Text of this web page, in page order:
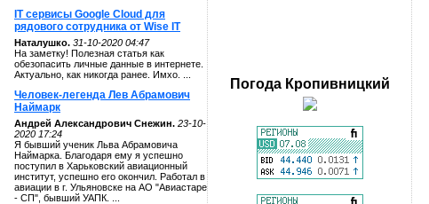
IT сервисы Google Cloud для
рядового сотрудника от Wise IT
Наталушко. 31-10-2020 04:47
На заметку! Полезная статья как
обезопасить личные данные в интернете.
Актуально, как никогда ранее. Имхо. ...
Человек-легенда Лев Абрамович
Наймарк
Андрей Александрович Снежин. 23-10-
2020 17:24
Я бывший ученик Льва Абрамовича
Наймарка. Благодаря ему я успешно
поступил в Харьковский авиационный
институт, успешно его окончил. Работал в
авиации в г. Ульяновске на АО "Авиастаре
- СП", бывший УАПК. ...
Погода Кропивницкий